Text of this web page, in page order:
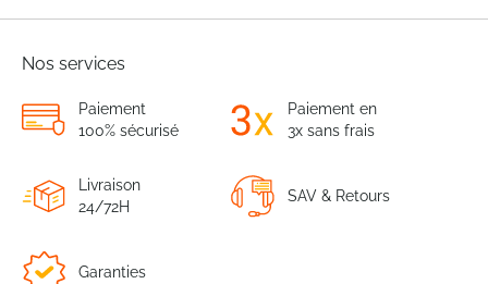
Nos services
Paiement
100% sécurisé
Paiement en
3x sans frais
Livraison
24/72H
SAV & Retours
Garanties